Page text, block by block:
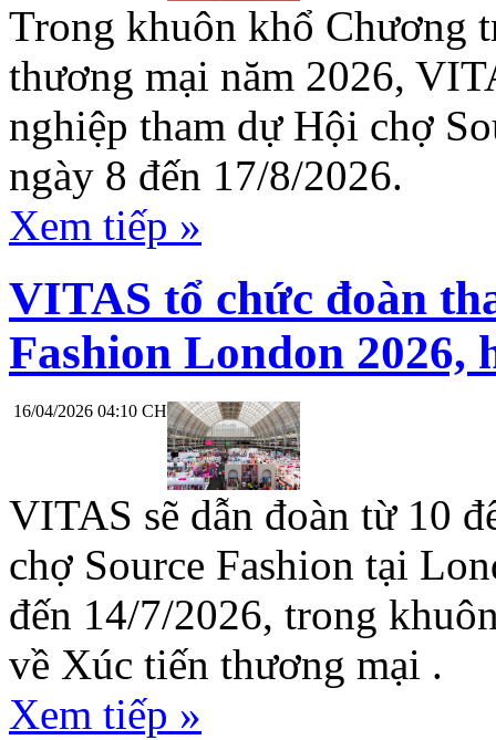
Trong khuôn khổ Chương
thương mại năm 2026,
nghiệp tham dự Hội chợ
ngày 8 đến 17/8/2026.
Xem tiếp »
VITAS tổ chức đoàn
Fashion London 2026,
16/04/2026 04:10 CH
VITAS sẽ dẫn đoàn từ 10
chợ Source Fashion tại
đến 14/7/2026, trong
về Xúc tiến thương mại .
Xem tiếp »